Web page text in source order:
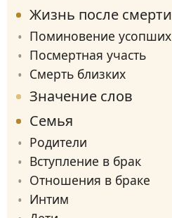
Жизнь после смерти
Поминовение усопших
Посмертная участь
Смерть близких
Значение слов
Семья
Родители
Вступление в брак
Отношения в браке
Интим